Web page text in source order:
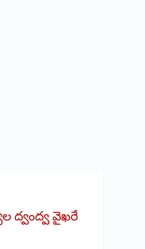
ద్వంద్వ వైఖరే